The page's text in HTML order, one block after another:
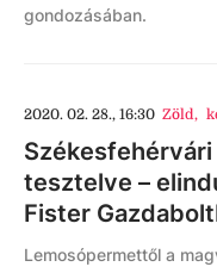
gondozásában.
2020. 02. 28., 16:30 Zöld,
tesztelve –
Fister
Lemosópermettől a